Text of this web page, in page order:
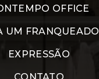
OFFICE
UM FRANQUEADO
EXPRESSÃO